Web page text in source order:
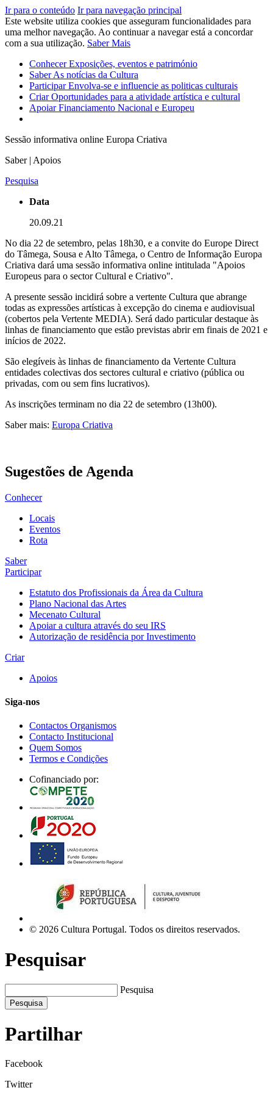
Ir para o conteúdo Ir para navegação principal
Este website utiliza cookies que asseguram funcionalidades para
uma melhor navegação. Ao continuar a navegar está a concordar
com a sua utilização. Saber Mais
ConhecerExposições, eventos e património
SaberAs notícias da Cultura
ParticiparEnvolva-se e influencie as politicas culturais
CriarOportunidades para a atividade artística e cultural
ApoiarFinanciamento Nacional e Europeu
Sessão informativa online Europa Criativa
Saber | Apoios
Pesquisa
Data
20.09.21
No dia 22 de setembro, pelas 18h30, e a convite do Europe Direct
do Tâmega, Sousa e Alto Tâmega, o Centro de Informação Europa
Criativa dará uma sessão informativa online intitulada "Apoios
Europeus para o sector Cultural e Criativo".
A presente sessão incidirá sobre a vertente Cultura que abrange
todas as expressões artísticas à excepção do cinema e audiovisual
(cobertos pela Vertente MEDIA). Será dado particular destaque às
linhas de financiamento que estão previstas abrir em finais de 2021 e
inícios de 2022.
São elegíveis às linhas de financiamento da Vertente Cultura
entidades colectivas dos sectores cultural e criativo (pública ou
privadas, com ou sem fins lucrativos).
As inscrições terminam no dia 22 de setembro (13h00).
Saber mais: Europa Criativa
Sugestões de Agenda
Conhecer
Locais
Eventos
Rota
Saber
Participar
Estatuto dos Profissionais da Área da Cultura
Plano Nacional das Artes
Mecenato Cultural
Apoiar a cultura através do seu IRS
Autorização de residência por Investimento
Criar
Apoios
Siga-nos
Contactos Organismos
Contacto Institucional
Quem Somos
Termos e Condições
Cofinanciado por:
© 2026 Cultura Portugal. Todos os direitos reservados.
Pesquisar
Pesquisa
Pesquisa
Partilhar
Facebook
Twitter